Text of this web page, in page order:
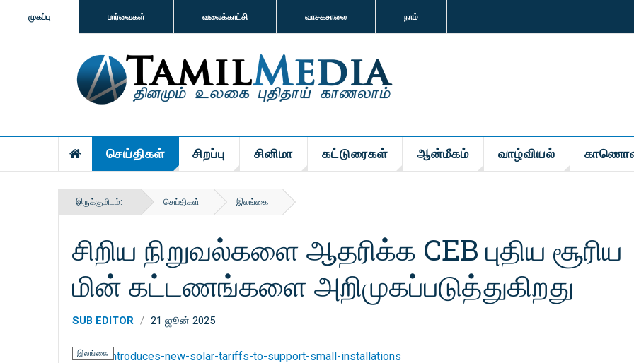
முகப்பு பார்வைகள் வலைக்காட்சி வாசகசாலை நாம்
செய்திகள் சிறப்பு சினிமா கட்டுரைகள் ஆன்மீகம் வாழ்வியல்
இருக்குமிடம்: செய்திகள் இலங்கை
சிறிய நிறுவல்களை ஆதரிக்க CEB புதிய சூரிய
மின் கட்டணங்களை அறிமுகப்படுத்துகிறது
SUB EDITOR 21 ஜூன் 2025
இலங்கை